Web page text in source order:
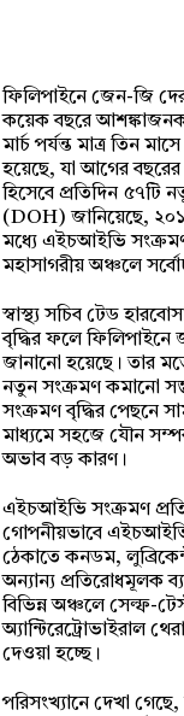
ফিলিপাইনে জেন-জি
কয়েক বছরে
মার্চ পর্যন্ত মাত্র তিন
হয়েছে, যা আগের
হিসেবে প্রতিদিন ৫৭টি
(DOH) জানিয়েছে,
মধ্যে এইচআইভি
মহাসাগরীয় অঞ্চলে
স্বাস্থ্য সচিব টেড
বৃদ্ধির ফলে ফিলিপাইনে
জানানো হয়েছে। তার
নতুন সংক্রমণ কমানো
সংক্রমণ বৃদ্ধির পেছনে
মাধ্যমে সহজে যৌন
অভাব বড় কারণ।
এইচআইভি সংক্রমণ
গোপনীয়ভাবে এইচআইভি
ঠেকাতে কনডম,
অন্যান্য প্রতিরোধমূলক
বিভিন্ন অঞ্চলে সেল্ফ-
অ্যান্টিরেট্রোভাইরাল
দেওয়া হচ্ছে।
পরিসংখ্যানে দেখা